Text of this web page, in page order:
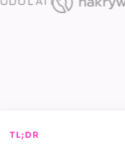
TL;DR